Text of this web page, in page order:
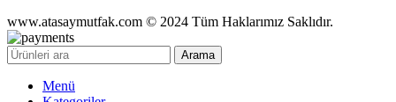
www.atasaymutfak.com © 2024 Tüm Haklarımız Saklıdır.
Arama
Menü